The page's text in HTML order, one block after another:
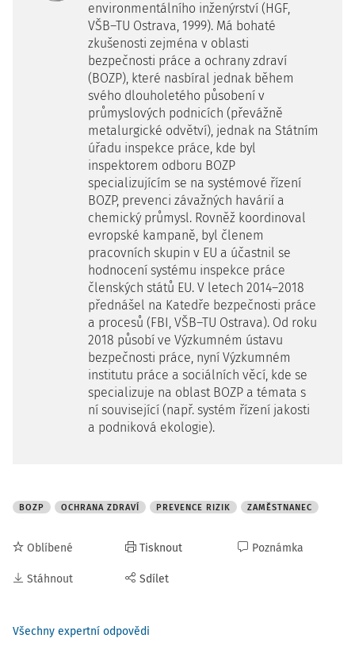
environmentálního inženýrství (HGF,
VŠB–TU Ostrava, 1999). Má bohaté
zkušenosti zejména v oblasti
bezpečnosti práce a ochrany zdraví
(BOZP), které nasbíral jednak během
svého dlouholetého působení v
průmyslových podnicích (převážně
metalurgické odvětví), jednak na Státním
úřadu inspekce práce, kde byl
inspektorem odboru BOZP
specializujícím se na systémové řízení
BOZP, prevenci závažných havárií a
chemický průmysl. Rovněž koordinoval
evropské kampaně, byl členem
pracovních skupin v EU a účastnil se
hodnocení systému inspekce práce
členských států EU. V letech 2014–2018
přednášel na Katedře bezpečnosti práce
a procesů (FBI, VŠB–TU Ostrava). Od roku
2018 působí ve Výzkumném ústavu
bezpečnosti práce, nyní Výzkumném
institutu práce a sociálních věcí, kde se
specializuje na oblast BOZP a témata s
ní související (např. systém řízení jakosti
a podniková ekologie).
BOZP OCHRANA ZDRAVÍ PREVENCE RIZIK ZAMĚSTNANEC
Oblíbené
Stáhnout
Tisknout
Sdílet
Poznámka
Všechny expertní odpovědi